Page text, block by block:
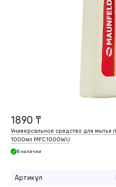
1890 ₸
Универсальное средство для мытья
1000мл MFC1000WU
В наличии
Артикул